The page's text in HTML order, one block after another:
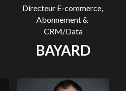
Directeur E-commerce,
Abonnement &
CRM/Data
BAYARD